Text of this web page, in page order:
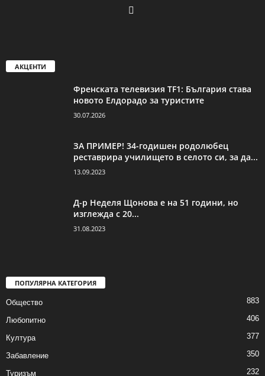
АКЦЕНТИ
Френската телевизия TF1: България става
новото Елдорадо за туристите
30.07.2026
ЗА ПРИМЕР! 34-годишен родолюбец
реставрира училището в селото си, за да...
13.09.2023
Д-р Неделя Щонова е на 51 години, но
изглежда с 20...
31.08.2023
ПОПУЛЯРНА КАТЕГОРИЯ
Общество 883
Любопитно 406
Култура 377
Забавление 350
Туризъм 232